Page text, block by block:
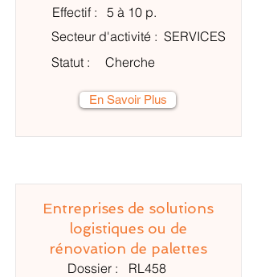
Effectif :
5 à 10 p.
Secteur d'activité : SERVICES
Statut :
Cherche
En Savoir Plus
Entreprises de solutions
logistiques ou de
rénovation de palettes
Dossier : RL458